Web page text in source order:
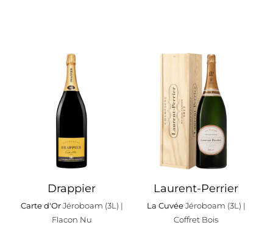
Drappier
Carte d'OrJéroboam (3L) |
Flacon Nu
Laurent-Perrier
La CuvéeJéroboam (3L) |
Coffret Bois